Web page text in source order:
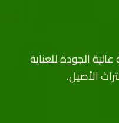
الجودة للعناية
الأصيل.